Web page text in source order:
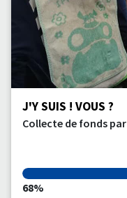
J'Y SUIS ! VOUS ?
Collecte de fonds par
68%